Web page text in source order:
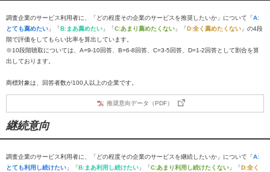
調査企業のサービス利用者に、「どの程度その企業のサービスを推奨したいか」について「A:
とても薦めたい 」「B:まあ薦めたい 」「C:あまり薦めたくない 」「D:全く薦めたくない 」の4段
階で評価をしてもらい比率を算出しています。
※10段階聴取については、A=9-10回答、B=6-8回答、C=3-5回答、D=1-2回答として割合を算
出しております。
商標対象は、回答者数が100人以上の企業です。
推奨意向データ（PDF）
継続意向
調査企業のサービス利用者に、「どの程度その企業のサービスを継続したいか」について「A:
とても利用し続けたい 」「B:まあ利用し続けたい 」「C:あまり利用し続けたくない 」「D:全く